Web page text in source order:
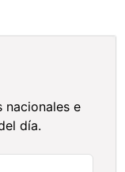
nacionales e
día.